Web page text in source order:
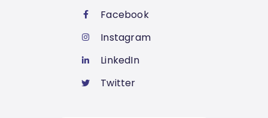
Facebook
Instagram
LinkedIn
Twitter